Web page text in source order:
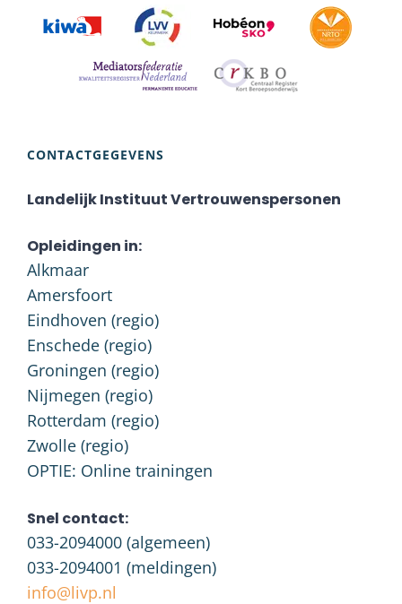
CONTACTGEGEVENS
Landelijk Instituut Vertrouwenspersonen
Opleidingen in:
Alkmaar
Amersfoort
Eindhoven (regio)
Enschede (regio)
Groningen (regio)
Nijmegen (regio)
Rotterdam (regio)
Zwolle (regio)
OPTIE: Online trainingen
Snel contact:
033-2094000 (algemeen)
033-2094001 (meldingen)
info@livp.nl